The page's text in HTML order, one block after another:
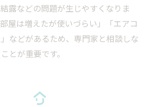
露などの問題が生じやすくなりま
屋は増えたが使いづらい」「エアコ
などがあるため、専門家と相談しな
とが重要です。